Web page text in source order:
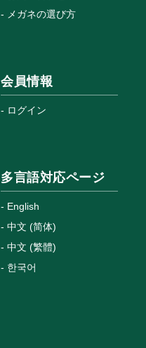
メガネの選び方
会員情報
ログイン
多言語対応ページ
English
中文 (简体)
中文 (繁體)
한국어